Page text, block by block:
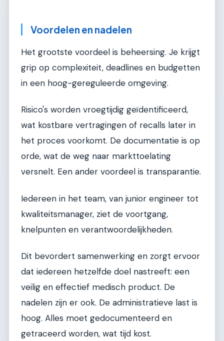
Voordelen en nadelen
Het grootste voordeel is beheersing. Je krijgt
grip op complexiteit, deadlines en budgetten
in een hoog-gereguleerde omgeving.
Risico's worden vroegtijdig geïdentificeerd,
wat kostbare vertragingen of recalls later in
het proces voorkomt. De documentatie is op
orde, wat de weg naar markttoelating
versnelt. Een ander voordeel is transparantie.
Iedereen in het team, van junior engineer tot
kwaliteitsmanager, ziet de voortgang,
knelpunten en verantwoordelijkheden.
Dit bevordert samenwerking en zorgt ervoor
dat iedereen hetzelfde doel nastreeft: een
veilig en effectief medisch product. De
nadelen zijn er ook. De administratieve last is
hoog. Alles moet gedocumenteerd en
getraceerd worden, wat tijd kost.